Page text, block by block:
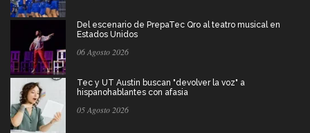
Del escenario de PrepaTec Qro al teatro musical en
Estados Unidos
06 Agosto 2026
Tec y UT Austin buscan "devolver la voz" a
hispanohablantes con afasia
05 Agosto 2026